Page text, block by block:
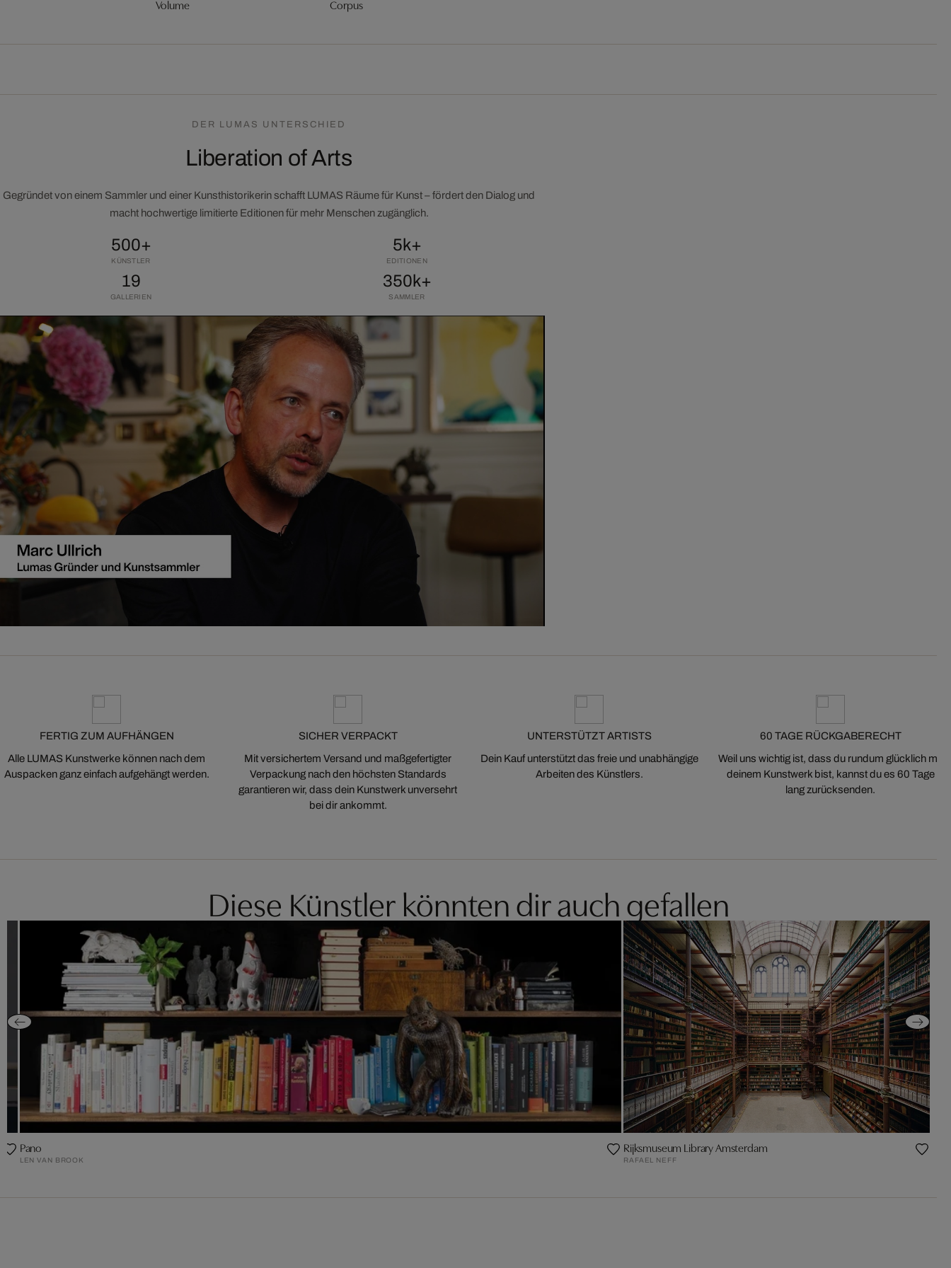
Volume Corpus
DER LUMAS UNTERSCHIED
Liberation of Arts
Gegründet von einem Sammler und einer Kunsthistorikerin schafft LUMAS Räume für Kunst – fördert den Dialog und
macht hochwertige limitierte Editionen für mehr Menschen zugänglich.
500+
KÜNSTLER
5k+
EDITIONEN
19
GALLERIEN
350k+
SAMMLER
FERTIG ZUM AUFHÄNGEN
Alle LUMAS Kunstwerke können nach dem
Auspacken ganz einfach aufgehängt werden.
SICHER VERPACKT
Mit versichertem Versand und maßgefertigter
Verpackung nach den höchsten Standards
garantieren wir, dass dein Kunstwerk unversehrt
bei dir ankommt.
UNTERSTÜTZT ARTISTS
Dein Kauf unterstützt das freie und unabhängige
Arbeiten des Künstlers.
60 TAGE RÜCKGABERECHT
Weil uns wichtig ist, dass du rundum glücklich mit
deinem Kunstwerk bist, kannst du es 60 Tage
lang zurücksenden.
Diese Künstler könnten dir auch gefallen
Pano
LEN VAN BROOK
Rijksmuseum Library Amsterdam
RAFAEL NEFF